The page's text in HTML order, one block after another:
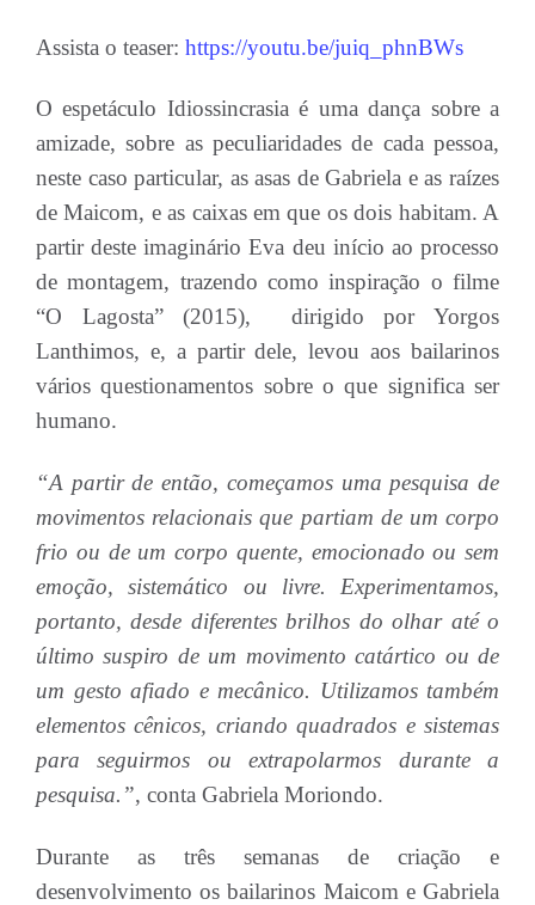
Assista o teaser: https://youtu.be/juiq_phnBWs
O espetáculo Idiossincrasia é uma dança sobre a
amizade, sobre as peculiaridades de cada pessoa,
neste caso particular, as asas de Gabriela e as raízes
de Maicom, e as caixas em que os dois habitam. A
partir deste imaginário Eva deu início ao processo
de montagem, trazendo como inspiração o filme
“O Lagosta” (2015), dirigido por Yorgos
Lanthimos, e, a partir dele, levou aos bailarinos
vários questionamentos sobre o que significa ser
humano.
“A partir de então, começamos uma pesquisa de
movimentos relacionais que partiam de um corpo
frio ou de um corpo quente, emocionado ou sem
emoção, sistemático ou livre. Experimentamos,
portanto, desde diferentes brilhos do olhar até o
último suspiro de um movimento catártico ou de
um gesto afiado e mecânico. Utilizamos também
elementos cênicos, criando quadrados e sistemas
para seguirmos ou extrapolarmos durante a
pesquisa.”, conta Gabriela Moriondo.
Durante as três semanas de criação e
desenvolvimento os bailarinos Maicom e Gabriela